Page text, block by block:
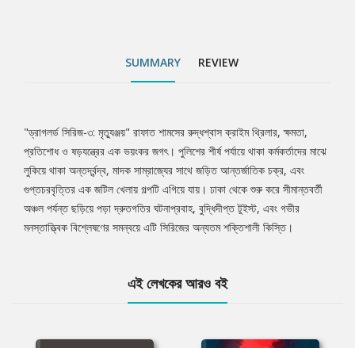
SUMMARY REVIEW
Tab
Article
"ড্রাগলর্ড সিরিজ-৩: মৃত্যুঞ্জয়" রাফাত শামসের রুদ্ধশ্বাস ক্রাইম থ্রিলার, ক্ষমতা,
প্রতিশোধ ও ষড়যন্ত্রের এক ভয়ংকর জগৎ। পুলিশের শীর্ষ পর্যায়ে থাকা কর্মকর্তাদের মাঝে
লুকিয়ে থাকা অন্তর্দ্বন্দ্ব, মাদক সাম্রাজ্যের সাথে জড়িত আন্তর্জাতিক চক্র, এবং
গুপ্তচরবৃত্তির এক জটিল খেলায় গল্পটি এগিয়ে যায়। ঢাকা থেকে শুরু করে সীমান্তবর্তী
অঞ্চল পর্যন্ত ছড়িয়ে পড়া দ্রুতগতির ঘটনাপ্রবাহ, বুদ্ধিদীপ্ত টুইস্ট, এবং গভীর
মনস্তাত্ত্বিক বিশ্লেষণের সমন্বয়ে এটি সিরিজের অন্যতম শক্তিশালী কিস্তি।
এই লেখকের আরও বই